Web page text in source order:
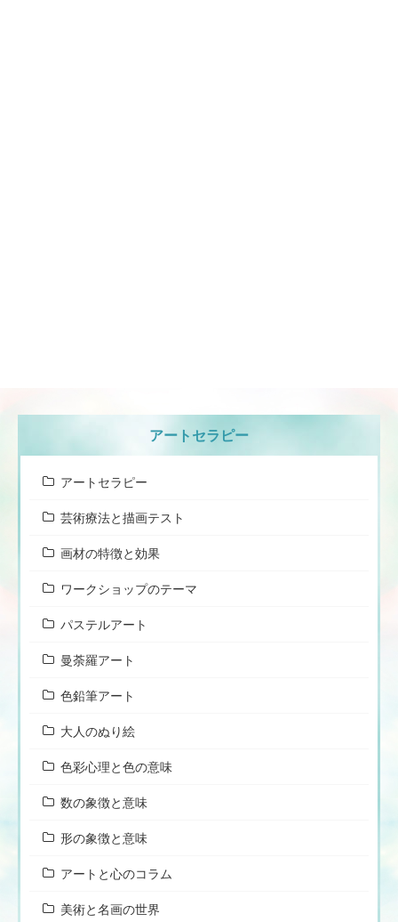
アートセラピー
アートセラピー
芸術療法と描画テスト
画材の特徴と効果
ワークショップのテーマ
パステルアート
曼荼羅アート
色鉛筆アート
大人のぬり絵
色彩心理と色の意味
数の象徴と意味
形の象徴と意味
アートと心のコラム
美術と名画の世界